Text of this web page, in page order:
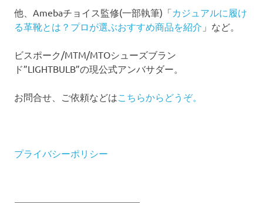
他、Amebaチョイス監修(一部執筆)「カジュアルに履け
る革靴とは？プロが選ぶおすすめ商品を紹介 」など。
ビスポーク/MTM/MTOシューズブラン
ド”LIGHTBULB”の現公式アンバサダー。
お問合せ、ご依頼などはこちらからどうぞ。
プライバシーポリシー